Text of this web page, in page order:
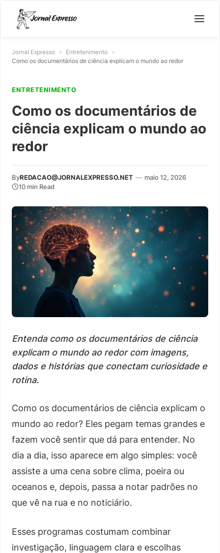
Jornal Expresso » Entretenimento »
Como os documentários de ciência explicam o mundo ao redor
ENTRETENIMENTO
Como os documentários de
ciência explicam o mundo ao
redor
ByREDACAO@JORNALEXPRESSO.NET — maio 12, 2026
10 min Read
Entenda como os documentários de ciência
explicam o mundo ao redor com imagens,
dados e histórias que conectam curiosidade e
rotina.
Como os documentários de ciência explicam o
mundo ao redor? Eles pegam temas grandes e
fazem você sentir que dá para entender. No
dia a dia, isso aparece em algo simples: você
assiste a uma cena sobre clima, poeira ou
oceanos e, depois, passa a notar padrões no
que vê na rua e no noticiário.
Esses programas costumam combinar
investigação, linguagem clara e escolhas